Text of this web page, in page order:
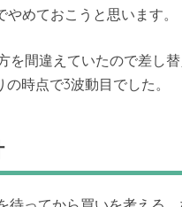
めておこうと思います。
を間違えていたので差し替
時点で3波動目でした。